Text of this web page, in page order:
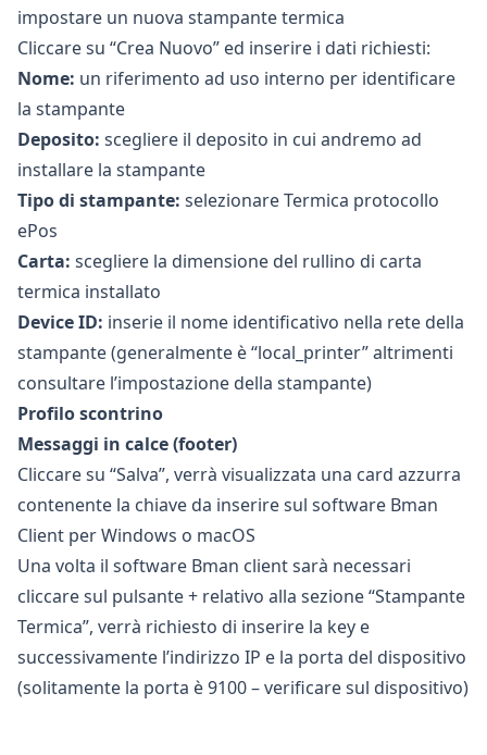
impostare un nuova stampante termica
Cliccare su “Crea Nuovo” ed inserire i dati richiesti:
Nome: un riferimento ad uso interno per identificare
la stampante
Deposito: scegliere il deposito in cui andremo ad
installare la stampante
Tipo di stampante: selezionare Termica protocollo
ePos
Carta: scegliere la dimensione del rullino di carta
termica installato
Device ID: inserie il nome identificativo nella rete della
stampante (generalmente è “local_printer” altrimenti
consultare l’impostazione della stampante)
Profilo scontrino
Messaggi in calce (footer)
Cliccare su “Salva”, verrà visualizzata una card azzurra
contenente la chiave da inserire sul software Bman
Client perWindows o macOS
Una volta il software Bman client sarà necessari
cliccare sul pulsante + relativo alla sezione “Stampante
Termica”, verrà richiesto di inserire la key e
successivamente l’indirizzo IP e la porta del dispositivo
(solitamente la porta è 9100 – verificare sul dispositivo)